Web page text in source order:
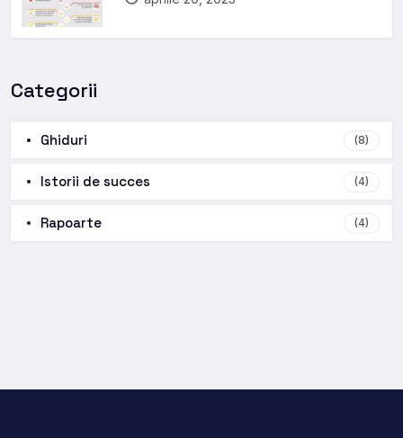
Categorii
Ghiduri (8)
Istorii de succes (4)
Rapoarte (4)